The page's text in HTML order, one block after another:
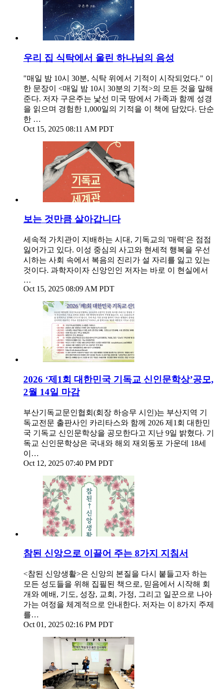
우리 집 식탁에서 울린 하나님의 음성
"매일 밤 10시 30분, 식탁 위에서 기적이 시작되었다." 이
한 문장이 <매일 밤 10시 30분의 기적>의 모든 것을 말해
준다. 저자 구은주는 낯선 미국 땅에서 가족과 함께 성경
을 읽으며 경험한 1,000일의 기적을 이 책에 담았다. 단순
한 …
Oct 15, 2025 08:11 AM PDT
보는 것만큼 살아갑니다
세속적 가치관이 지배하는 시대, 기독교의 '매력'은 점점
잃어가고 있다. 이성 중심의 사고와 현세적 행복을 우선
시하는 사회 속에서 복음의 진리가 설 자리를 잃고 있는
것이다. 과학자이자 신앙인인 저자는 바로 이 현실에서
…
Oct 15, 2025 08:09 AM PDT
2026 ‘제1회 대한민국 기독교 신인문학상’공모,
2월 14일 마감
부산기독교문인협회(회장 하승무 시인)는 부산지역 기
독교전문 출판사인 카리타스와 함께 2026 제1회 대한민
국 기독교 신인문학상을 공모한다고 지난 9일 밝혔다. 기
독교 신인문학상은 국내와 해외 재외동포 가운데 18세
이…
Oct 12, 2025 07:40 PM PDT
참된 신앙으로 이끌어 주는 8가지 지침서
<참된 신앙생활>은 신앙의 본질을 다시 붙들고자 하는
모든 성도들을 위해 집필된 책으로, 믿음에서 시작해 회
개와 예배, 기도, 성장, 교회, 가정, 그리고 일꾼으로 나아
가는 여정을 체계적으로 안내한다. 저자는 이 8가지 주제
를…
Oct 01, 2025 02:16 PM PDT